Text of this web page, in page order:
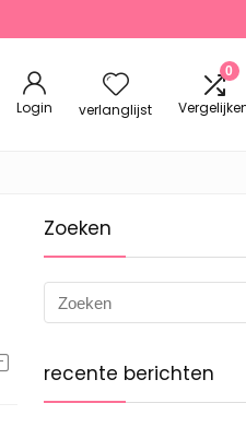
Login verlanglijst
0
Zoeken
recente berichten